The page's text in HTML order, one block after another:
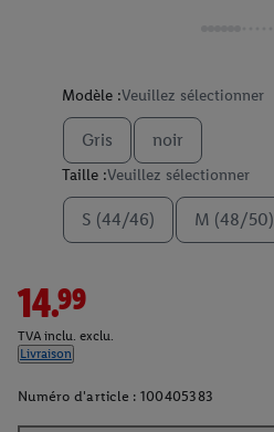
Modèle :Veuillez sélectionner
Gris noir
Taille :Veuillez sélectionner
S (44/46) M (48/50)
14.99
TVA inclu. exclu.
Livraison
Numéro d'article : 100405383